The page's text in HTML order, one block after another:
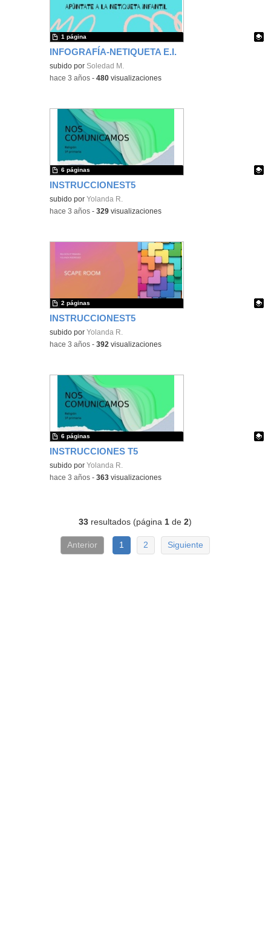
INFOGRAFÍA-NETIQUETA E.I.
Contenido educativo.
subido por Soledad M.
1 página
-hace 3 años -480 visualizaciones
INSTRUCCIONEST5
Contenido educativo.
subido por Yolanda R.
6 páginas
-hace 3 años -329 visualizaciones
INSTRUCCIONEST5
Contenido educativo.
subido por Yolanda R.
2 páginas
-hace 3 años -392 visualizaciones
INSTRUCCIONES T5
Contenido educativo.
subido por Yolanda R.
6 páginas
-hace 3 años -363 visualizaciones
33 resultados (página 1 de2)
Anterior 1 2 Siguiente